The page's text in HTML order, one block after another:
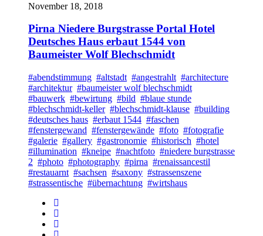
November 18, 2018
Pirna Niedere Burgstrasse Portal Hotel
Deutsches Haus erbaut 1544 von
Baumeister Wolf Blechschmidt
#abendstimmung #altstadt #angestrahlt #architecture
#architektur #baumeister wolf blechschmidt
#bauwerk #bewirtung #bild #blaue stunde
#blechschmidt-keller #blechschmidt-klause #building
#deutsches haus #erbaut 1544 #faschen
#fenstergewand #fenstergewände #foto #fotografie
#galerie #gallery #gastronomie #historisch #hotel
#illumination #kneipe #nachtfoto #niedere burgstrasse
2 #photo #photography #pirna #renaissancestil
#restauarnt #sachsen #saxony #strassenszene
#strassentische #übernachtung #wirtshaus